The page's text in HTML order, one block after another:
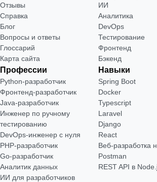
Отзывы
Справка
Блог
Вопросы и ответы
Глоссарий
Карта сайта
ИИ
Аналитика
DevOps
Тестирование
Фронтенд
Бэкенд
Профессии
Python-разработчик
Фронтенд-разработчик
Java-разработчик
Инженер по ручному
тестированию
DevOps-инженер с нуля
РНР-разработчик
Go-разработчик
Аналитик данных
ИИ для разработчиков
Навыки
Spring Boot
Docker
Typescript
Laravel
Django
React
Веб-разработка
Postman
REST API в